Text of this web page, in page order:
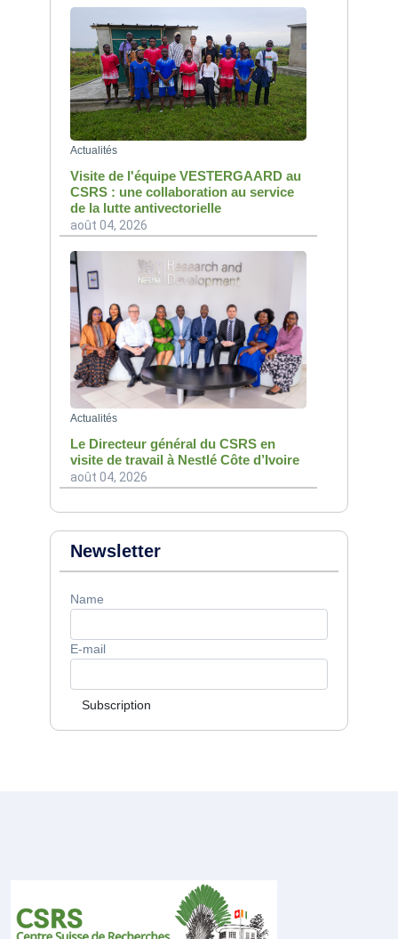
Actualités
Visite de l'équipe VESTERGAARD au
CSRS : une collaboration au service
de la lutte antivectorielle
août 04, 2026
Actualités
Le Directeur général du CSRS en
visite de travail à Nestlé Côte d’Ivoire
août 04, 2026
Newsletter
Name
E-mail
Subscription